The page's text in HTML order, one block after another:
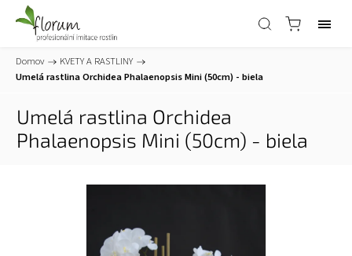
Domov / KVETY A RASTLINY /
Umelá rastlina Orchidea Phalaenopsis Mini (50cm) - biela
Umelá rastlina Orchidea
Phalaenopsis Mini (50cm) - biela